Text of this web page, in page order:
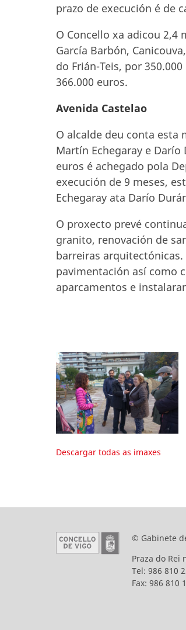
prazo de execución é de
O Concello xa adicou 2,4
García Barbón,
do Frián-Teis, por
366.000 euros.
Avenida Castelao
O alcalde deu conta esta
Martín Echegaray e
euros é achegado pola
execución de 9 meses,
Echegaray ata Darío
O proxecto prevé
granito, renovación de
barreiras
pavimentación así como
aparcamentos e
Descargar todas as imaxes
© Gabinete
Praza do Rei
Tel: 986 810
Fax: 986 810